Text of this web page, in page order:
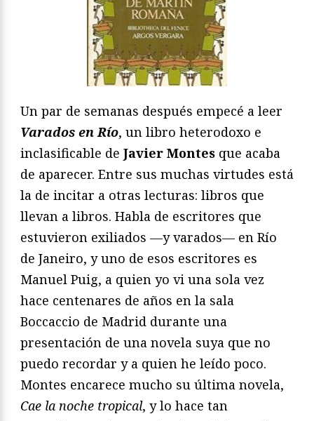
Un par de semanas después empecé a leer
Varados en Río, un libro heterodoxo e
inclasificable de Javier Montes que acaba
de aparecer. Entre sus muchas virtudes está
la de incitar a otras lecturas: libros que
llevan a libros. Habla de escritores que
estuvieron exiliados —y varados— en Río
de Janeiro, y uno de esos escritores es
Manuel Puig, a quien yo vi una sola vez
hace centenares de años en la sala
Boccaccio de Madrid durante una
presentación de una novela suya que no
puedo recordar y a quien he leído poco.
Montes encarece mucho su última novela,
Cae la noche tropical, y lo hace tan